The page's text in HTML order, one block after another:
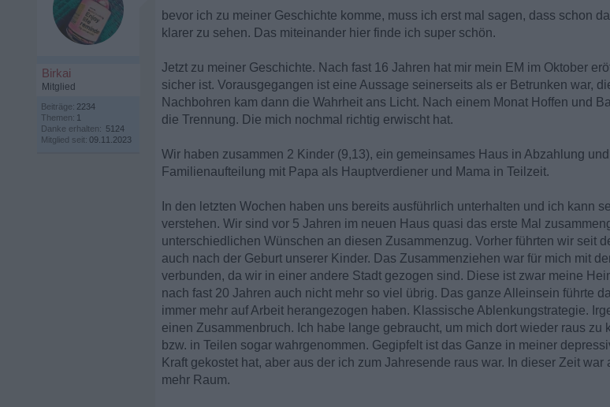
Birkai
Mitglied
Beiträge: 2234
Themen: 1
Danke erhalten: 5124
Mitglied seit: 09.11.2023
bevor ich zu meiner Geschichte komme, muss ich erst mal sagen, dass schon
klarer zu sehen. Das miteinander hier finde ich super schön.
Jetzt zu meiner Geschichte. Nach fast 16 Jahren hat mir mein EM im Oktober
sicher ist. Vorausgegangen ist eine Aussage seinerseits als er Betrunken war,
Nachbohren kam dann die Wahrheit ans Licht. Nach einem Monat Hoffen und
die Trennung. Die mich nochmal richtig erwischt hat.
Wir haben zusammen 2 Kinder (9,13), ein gemeinsames Haus in Abzahlung
Familienaufteilung mit Papa als Hauptverdiener und Mama in Teilzeit.
In den letzten Wochen haben uns bereits ausführlich unterhalten und ich kann
verstehen. Wir sind vor 5 Jahren im neuen Haus quasi das erste Mal
unterschiedlichen Wünschen an diesen Zusammenzug. Vorher führten wir seit
auch nach der Geburt unserer Kinder. Das Zusammenziehen war für mich mit
verbunden, da wir in einer andere Stadt gezogen sind. Diese ist zwar meine
nach fast 20 Jahren auch nicht mehr so viel übrig. Das ganze Alleinsein führte
immer mehr auf Arbeit herangezogen haben. Klassische Ablenkungstrategie.
einen Zusammenbruch. Ich habe lange gebraucht, um mich dort wieder raus
bzw. in Teilen sogar wahrgenommen. Gegipfelt ist das Ganze in meiner
Kraft gekostet hat, aber aus der ich zum Jahresende raus war. In dieser Zeit
mehr Raum.